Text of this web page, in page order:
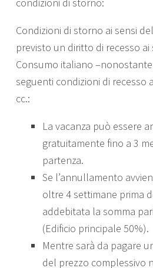
condizioni di storno:
Condizioni di storno ai sensi
previsto un diritto di recesso ai
Consumo italiano
seguenti condizioni di recesso
cc.:
La vacanza può essere
gratuitamente fino a 3
partenza.
Se l’annullamento
oltre 4 settimane prima
addebitata la somma
(Edificio principale 50%).
Mentre sarà da pagare
del prezzo complessivo